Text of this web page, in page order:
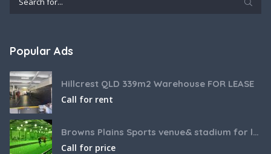
Popular Ads
Hillcrest QLD 339m2 Warehouse FOR LEASE
Call for rent
Browns Plains Sports venue& stadium for lease 2187m2
Call for price